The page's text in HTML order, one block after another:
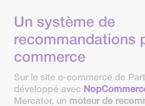
Un système de
recommandations
commerce
Sur le site e-commerce de
développé avec
Mercator, un moteur de